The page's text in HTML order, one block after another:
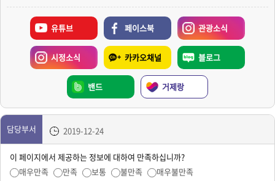
유튜브 페이스북 관광소식
시정소식 카카오채널 블로그
밴드 거제랑
담당부서 2019-12-24
이 페이지에서 제공하는 정보에 대하여 만족하십니까?
매우만족
만족 보통 불만족 매우불만족